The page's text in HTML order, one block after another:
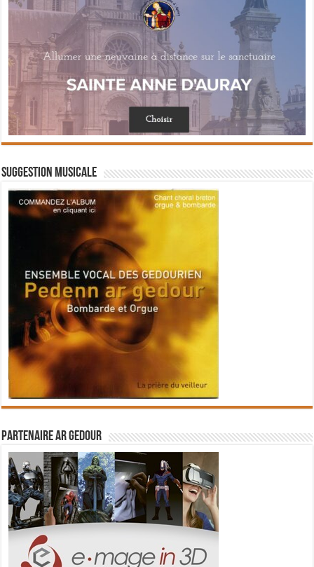
Suggestion musicale
Partenaire Ar Gedour